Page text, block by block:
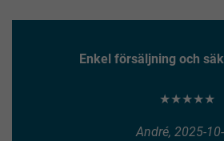
Enkel försäljning och
★★★★★
André, 2025-